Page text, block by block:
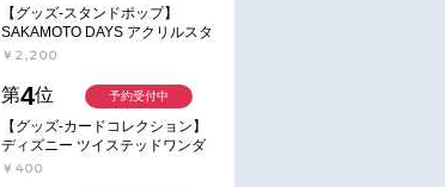
【グッズ-スタンドポップ】
SAKAMOTO DAYS アクリルスタ
ンド～Sunny Afternoon～ 4.南雲
￥2,200
第4位
【グッズ-カードコレクション】
ディズニー ツイステッドワンダ
ーランド ランダムカードコレク
￥400
予約受付中